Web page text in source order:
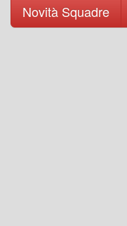
Novità Squadre